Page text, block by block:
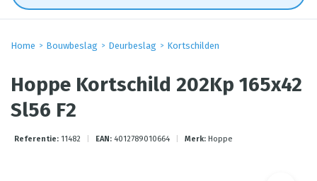
Home Bouwbeslag Deurbeslag Kortschilden
Hoppe Kortschild 202Kp 165x42
Sl56 F2
Referentie: 11482 EAN: 4012789010664 Merk: Hoppe